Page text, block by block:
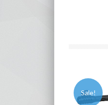
Sale!